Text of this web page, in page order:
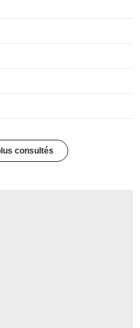
consultés